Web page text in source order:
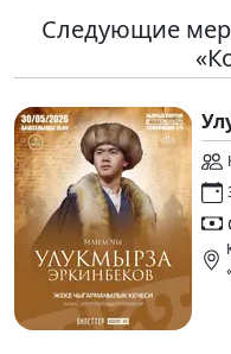
Следующие